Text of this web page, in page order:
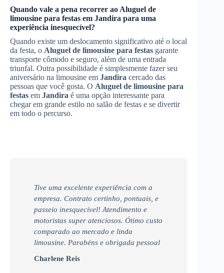
Quando vale a pena recorrer ao Aluguel de
limousine para festas em Jandira para uma
experiência inesquecível?
Quando existe um deslocamento significativo até o local
da festa, o Aluguel de limousine para festas garante
transporte cômodo e seguro, além de uma entrada
triunfal. Outra possibilidade é simplesmente fazer seu
aniversário na limousine em Jandira cercado das
pessoas que você gosta. O Aluguel de limousine para
festas em Jandira é uma opção interessante para
chegar em grande estilo no salão de festas e se divertir
em todo o percurso.
Tive uma excelente experiência com a
empresa. Contrato certinho, pontuais, e
passeio inesquecível! Atendimento e
motoristas super atenciosos. Ótimo custo
comparado ao mercado e linda
limousine. Parabéns e obrigada pessoal
Charlene Reis